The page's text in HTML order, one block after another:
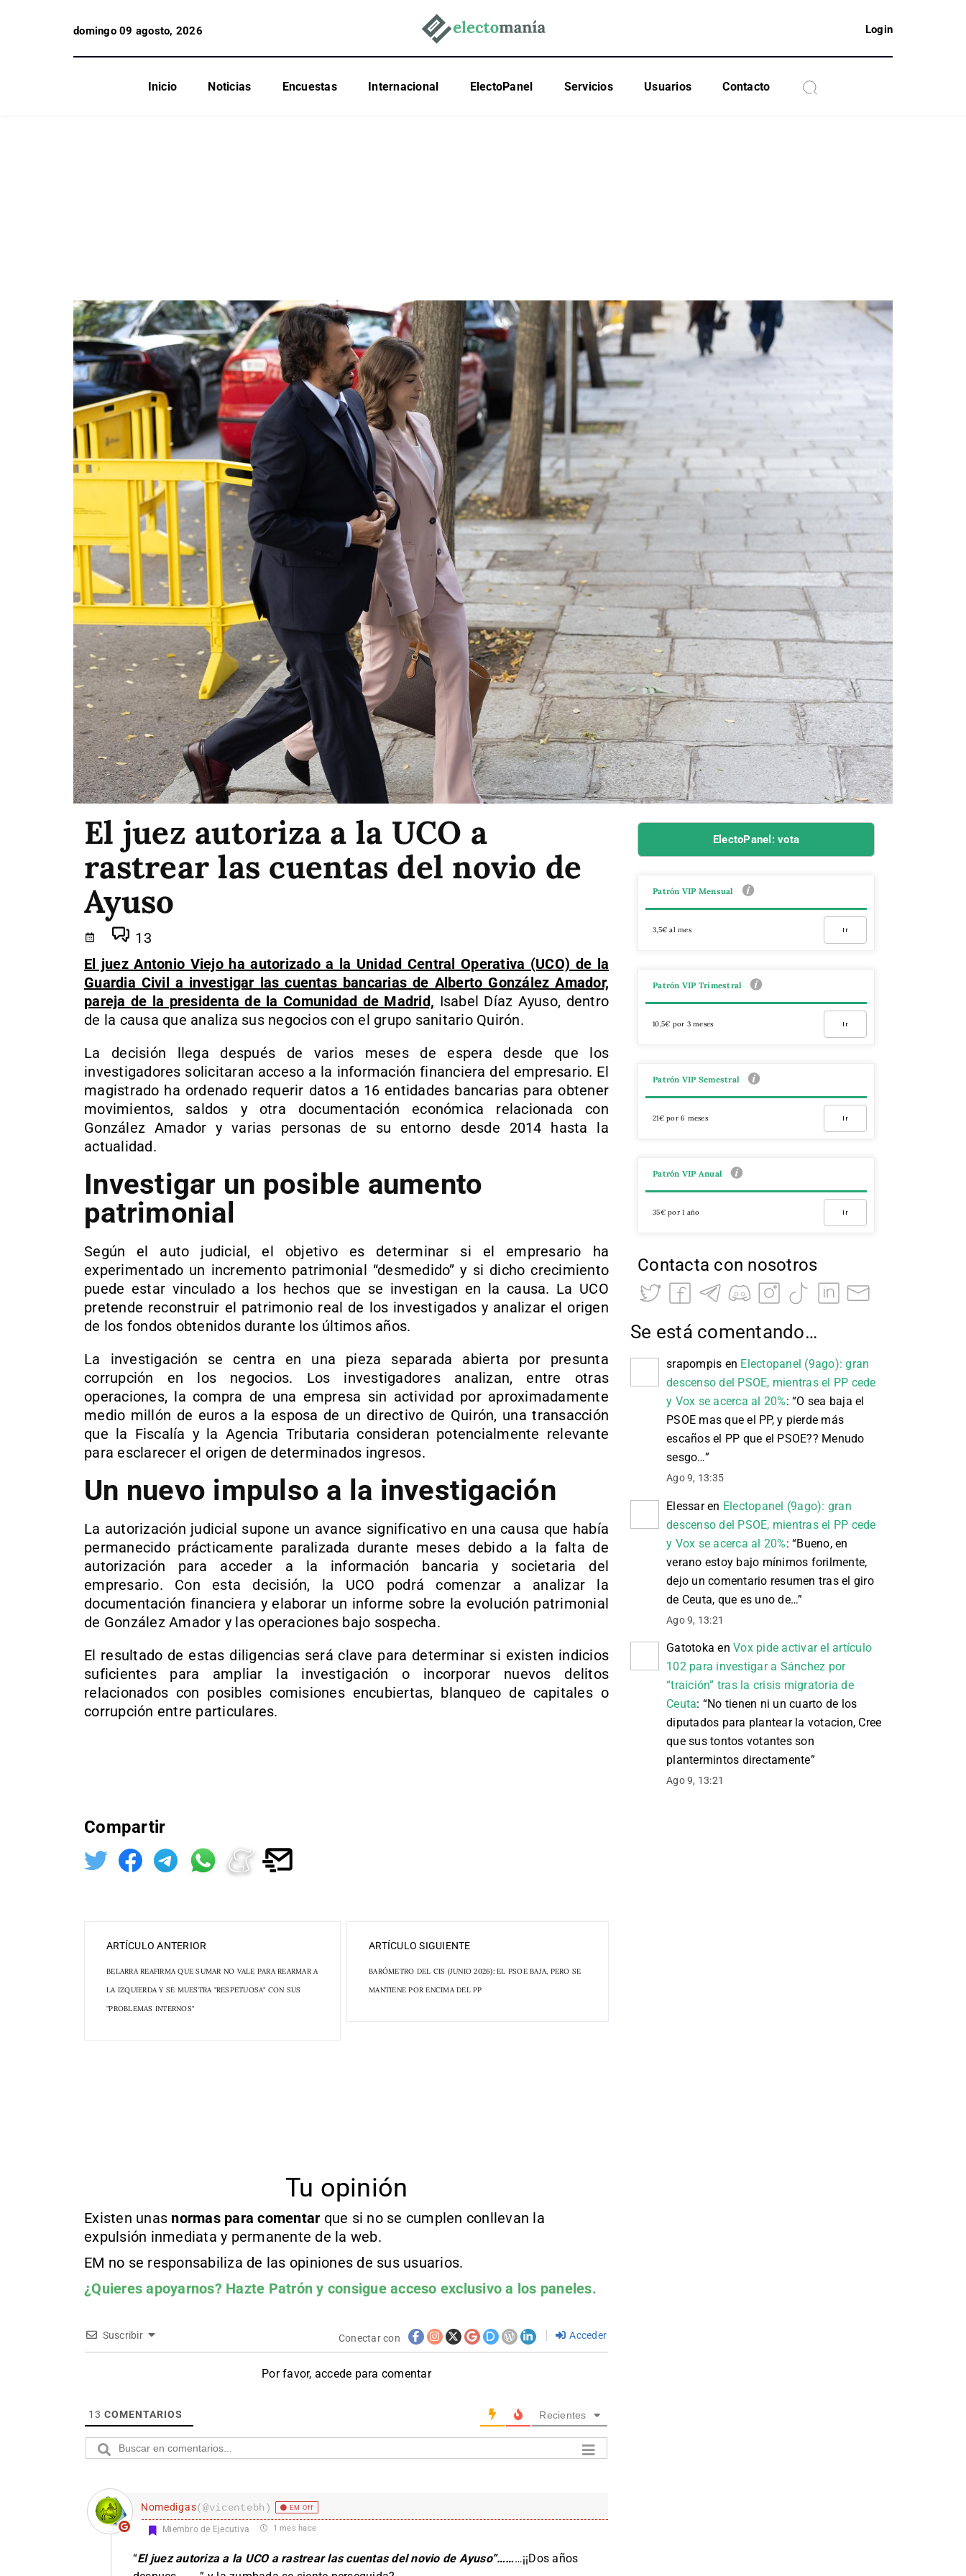
domingo 09 agosto, 2026 Login
Inicio Noticias Encuestas Internacional ElectoPanel Servicios Usuarios Contacto
El juez autoriza a la UCO a
rastrear las cuentas del novio de
Ayuso
13
El juez Antonio Viejo ha autorizado a la Unidad Central Operativa (UCO) de la
Guardia Civil a investigar las cuentas bancarias de Alberto González Amador,
pareja de la presidenta de la Comunidad de Madrid, Isabel Díaz Ayuso, dentro
de la causa que analiza sus negocios con el grupo sanitario Quirón.
La decisión llega después de varios meses de espera desde que los
investigadores solicitaran acceso a la información financiera del empresario. El
magistrado ha ordenado requerir datos a 16 entidades bancarias para obtener
movimientos, saldos y otra documentación económica relacionada con
González Amador y varias personas de su entorno desde 2014 hasta la
actualidad.
Investigar un posible aumento
patrimonial
Según el auto judicial, el objetivo es determinar si el empresario ha
experimentado un incremento patrimonial “desmedido” y si dicho crecimiento
puede estar vinculado a los hechos que se investigan en la causa. La UCO
pretende reconstruir el patrimonio real de los investigados y analizar el origen
de los fondos obtenidos durante los últimos años.
La investigación se centra en una pieza separada abierta por presunta
corrupción en los negocios. Los investigadores analizan, entre otras
operaciones, la compra de una empresa sin actividad por aproximadamente
medio millón de euros a la esposa de un directivo de Quirón, una transacción
que la Fiscalía y la Agencia Tributaria consideran potencialmente relevante
para esclarecer el origen de determinados ingresos.
Un nuevo impulso a la investigación
La autorización judicial supone un avance significativo en una causa que había
permanecido prácticamente paralizada durante meses debido a la falta de
autorización para acceder a la información bancaria y societaria del
empresario. Con esta decisión, la UCO podrá comenzar a analizar la
documentación financiera y elaborar un informe sobre la evolución patrimonial
de González Amador y las operaciones bajo sospecha.
El resultado de estas diligencias será clave para determinar si existen indicios
suficientes para ampliar la investigación o incorporar nuevos delitos
relacionados con posibles comisiones encubiertas, blanqueo de capitales o
corrupción entre particulares.
Compartir
ARTÍCULO ANTERIOR
BELARRA REAFIRMA QUE SUMAR NO VALE PARA REARMAR A
LA IZQUIERDA Y SE MUESTRA "RESPETUOSA" CON SUS
"PROBLEMAS INTERNOS"
ARTÍCULO SIGUIENTE
BARÓMETRO DEL CIS (JUNIO 2026): EL PSOE BAJA, PERO SE
MANTIENE POR ENCIMA DEL PP
Tu opinión
Existen unas normas para comentar que si no se cumplen conllevan la
expulsión inmediata y permanente de la web.
EM no se responsabiliza de las opiniones de sus usuarios.
¿Quieres apoyarnos? Hazte Patrón y consigue acceso exclusivo a los paneles.
Suscribir Conectar con Acceder
Por favor, accede para comentar
13 COMENTARIOS Recientes
Nomedigas(@vicentebh) EM Off
Miembro de Ejecutiva 1 mes hace
“El juez autoriza a la UCO a rastrear las cuentas del novio de Ayuso”………¡¡Dos años
ElectoPanel: vota
Patrón VIP Mensual
3,5€ al mes Ir
Patrón VIP Trimestral
10,5€ por 3 meses Ir
Patrón VIP Semestral
21€ por 6 meses Ir
Patrón VIP Anual
35€ por 1 año Ir
Contacta con nosotros
Se está comentando…
srapompis en Electopanel (9ago): gran
descenso del PSOE, mientras el PP cede
y Vox se acerca al 20%: “O sea baja el
PSOE mas que el PP, y pierde más
escaños el PP que el PSOE?? Menudo
sesgo…”
Ago 9, 13:35
Elessaren Electopanel (9ago): gran
descenso del PSOE, mientras el PP cede
y Vox se acerca al 20%: “Bueno, en
verano estoy bajo mínimos forilmente,
dejo un comentario resumen tras el giro
de Ceuta, que es uno de…”
Ago 9, 13:21
Gatotoka en Vox pide activar el artículo
102 para investigar a Sánchez por
“traición” tras la crisis migratoria de
Ceuta: “No tienen ni un cuarto de los
diputados para plantear la votacion, Cree
que sus tontos votantes son
plantermintos directamente”
Ago 9, 13:21